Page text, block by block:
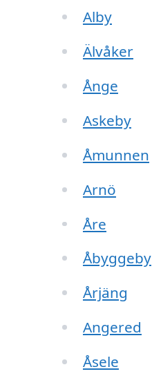
Alby
Älvåker
Ånge
Askeby
Åmunnen
Arnö
Åre
Åbyggeby
Årjäng
Angered
Åsele